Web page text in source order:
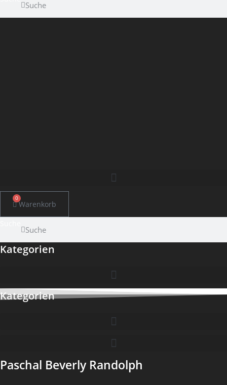
Suche
0
Warenkorb
Suche
Kategorien
Kategorien
Paschal Beverly Randolph